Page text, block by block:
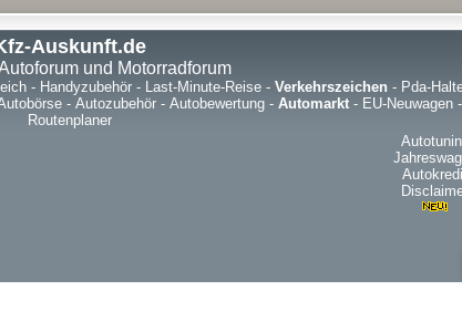
Auskunft.de
und Motorradforum
- Handyzubehör- Last-Minute-Reise- Verkehrszeichen- Pda-
- Autozubehör - Autobewertung - Automarkt - EU-Neuwagen -
Routenplaner